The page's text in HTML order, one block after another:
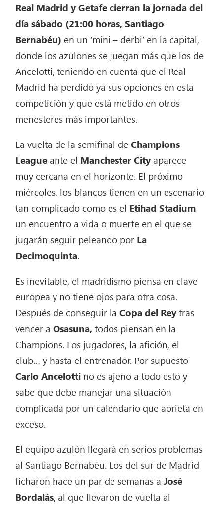
Real Madrid y Getafe cierran la jornada del
día sábado (21:00 horas, Santiago
Bernabéu) en un ‘mini – derbi’ en la capital,
donde los azulones se juegan más que los de
Ancelotti, teniendo en cuenta que el Real
Madrid ha perdido ya sus opciones en esta
competición y que está metido en otros
menesteres más importantes.
La vuelta de la semifinal deChampions
Leagueante el Manchester Cityaparece
muy cercana en el horizonte. El próximo
miércoles, los blancos tienen en un escenario
tan complicado como es el Etihad Stadium
un encuentro a vida o muerte en el que se
jugarán seguir peleando por La
Decimoquinta.
Es inevitable, el madridismo piensa en clave
europea y no tiene ojos para otra cosa.
Después de conseguir la Copa del Reytras
vencer aOsasuna, todos piensan en la
Champions. Los jugadores, la afición, el
club… y hasta el entrenador. Por supuesto
Carlo Ancelotti no es ajeno a todo esto y
sabe que debe manejar una situación
complicada por un calendario que aprieta en
exceso.
El equipo azulón llegará en serios problemas
al Santiago Bernabéu. Los del sur de Madrid
ficharon hace un par de semanas aJosé
Bordalás, al que llevaron de vuelta al